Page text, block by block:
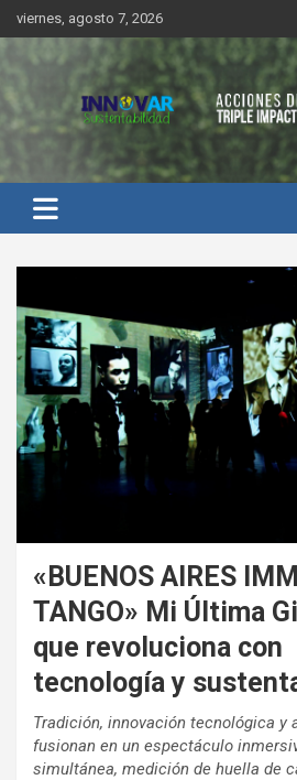
Saltar
al
contenido
viernes, agosto 7, 2026
Innovar
«BUENOS AIRES
TANGO» Mi Última
que revoluciona con
tecnología y
Tradición, innovación tecnológica y
fusionan en un espectáculo
simultánea, medición de huella de